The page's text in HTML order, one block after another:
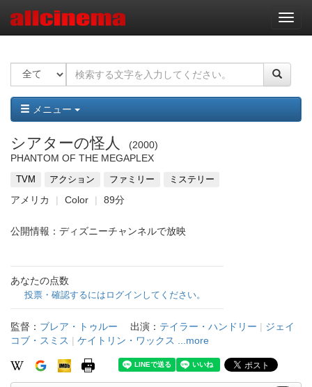
ナ
ビ
ー
ョ
ン
メニュー
シアターの怪人
2000
PHANTOM OF THE MEGAPLEX
TVM アクション ファミリー ミステリー
アメリカ Color 89分
公開情報：ディズニーチャンネルで放映
あなたの点数
投票・確認するにはログインしてください。
監督： ブレア・トゥルー 出演： テイラー・ハンドリー | ジェイ
コブ・スミス | ケイトリン・ワックス ...more